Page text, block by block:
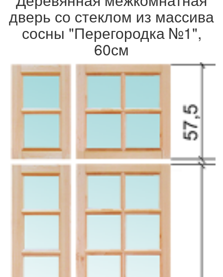
дверь со стеклом из массива
сосны "Перегородка №1",
60см